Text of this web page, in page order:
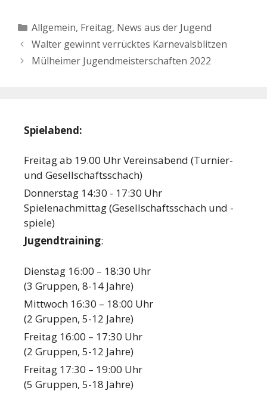
Kategorien
Allgemein, Freitag, News aus der Jugend
Walter gewinnt verrücktes Karnevalsblitzen
Mülheimer Jugendmeisterschaften 2022
Spielabend:
Freitag ab 19.00 Uhr Vereinsabend (Turnier-
und Gesellschaftsschach)
Donnerstag 14:30 - 17:30 Uhr
Spielenachmittag (Gesellschaftsschach und -
spiele)
Jugendtraining:
Dienstag 16:00 – 18:30 Uhr
(3 Gruppen, 8-14 Jahre)
Mittwoch 16:30 – 18:00 Uhr
(2 Gruppen, 5-12 Jahre)
Freitag 16:00 – 17:30 Uhr
(2 Gruppen, 5-12 Jahre)
Freitag 17:30 – 19:00 Uhr
(5 Gruppen, 5-18 Jahre)